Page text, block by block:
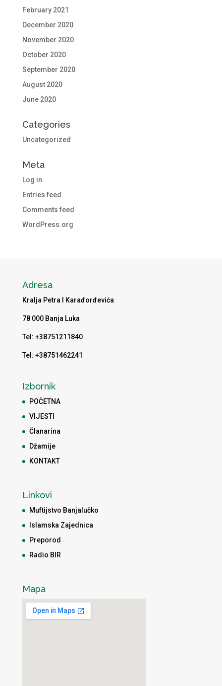
February 2021
December 2020
November 2020
October 2020
September 2020
August 2020
June 2020
Categories
Uncategorized
Meta
Log in
Entries feed
Comments feed
WordPress.org
Adresa
Kralja Petra I Karađorđevića
78 000 Banja Luka
Tel: +38751211840
Tel: +38751462241
Izbornik
POČETNA
VIJESTI
Članarina
Džamije
KONTAKT
Linkovi
Muftijstvo Banjalučko
Islamska Zajednica
Preporod
Radio BIR
Mapa